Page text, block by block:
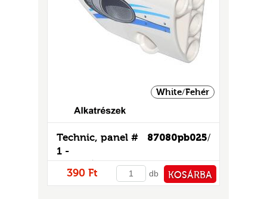
White/Fehér
87080pb025/
Technic, panel #
1 -
mintás/matricás
390 Ft db KOSÁRBA